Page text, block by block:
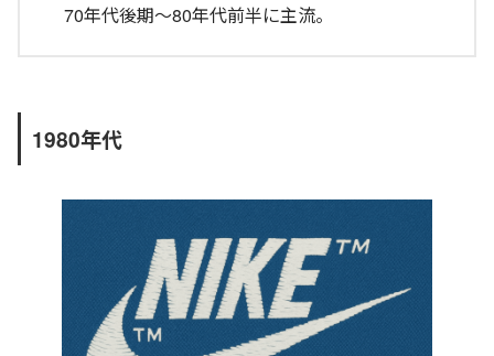
70年代後期〜80年代前半に主流。
1980年代